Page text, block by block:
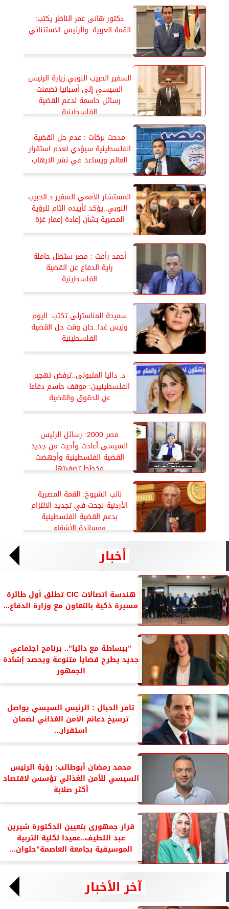
دكتور هانى عمر الناظر يكتب:
القمة العربية..والرئيس الاستثنائي
السفير الحبيب النوبي:زيارة الرئيس
السيسي إلى أسبانيا تضمنت
رسائل حاسمة لدعم القضية
الفلسطينية
مدحت بركات : عدم حل القضية
الفلسطينية سيؤدي لعدم استقرار
العالم ويساعد في نشر الارهاب
المستشار الأممي السفير د.الحبيب
النوبي..يؤكد تأييده التام للرؤية
المصرية بشأن إعادة إعمار غزة
أحمد رأفت : مصر ستظل حاملة
راية الدفاع عن القضية
الفلسطينية
سميحة المناسترلى تكتب: اليوم
وليس غدا..حان وقت حل القضية
الفلسطينية
د. داليا المتبولى..ترفض تهجير
الفلسطينيين: موقف حاسم دفاعا
عن الحقوق والقضية
مصر 2000: رسائل الرئيس
السيسى أعادت وأحيت من جديد
القضية الفلسطينية وأجهضت
مخطط تصفيتها
نائب الشيوخ: القمة المصرية
الأردنية نجحت في تجديد الالتزام
بدعم القضية الفلسطينية
ومساندة الأشقاء
أخبار
هندسة اتصالات CIC تطلق أول طائرة
مسيرة ذكية بالتعاون مع وزارة الدفاع...
”ببساطة مع داليا”.. برنامج اجتماعي
جديد يطرح قضايا متنوعة ويحصد إشادة
الجمهور
تامر الحبال : الرئيس السيسي يواصل
ترسيخ دعائم الأمن الغذائي لضمان
استقرار...
محمد رمضان أبوطالب: رؤية الرئيس
السيسي للأمن الغذائي تؤسس لاقتصاد
أكثر صلابة
قرار جمهورى بتعيين الدكتورة شيرين
عبد اللطيف..عميدا لكلية التربية
الموسيقية بجامعة العاصمة”حلوان...
آخر الأخبار